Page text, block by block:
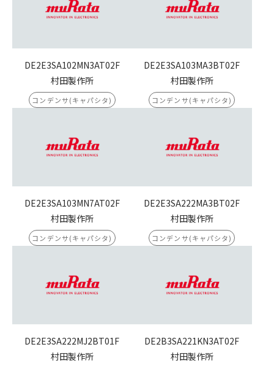
DE2E3SA102MN3AT02F
村田製作所
コンデンサ(キャパシタ)
DE2E3SA103MA3BT02F
村田製作所
コンデンサ(キャパシタ)
DE2E3SA103MN7AT02F
村田製作所
コンデンサ(キャパシタ)
DE2E3SA222MA3BT02F
村田製作所
コンデンサ(キャパシタ)
DE2E3SA222MJ2BT01F
村田製作所
DE2B3SA221KN3AT02F
村田製作所